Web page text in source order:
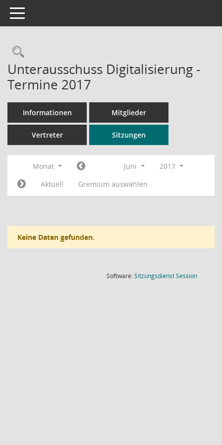
Toggle navigation
Rechercheauswahl
Unterausschuss Digitalisierung -
Termine 2017
Informationen Mitglieder
Vertreter Sitzungen
Monat Juni
2017
Aktuell
Gremium auswählen
Keine Daten gefunden.
Software:SitzungsdienstSession(Wird in